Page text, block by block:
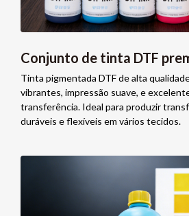
Conjunto de tinta DTF
Tinta pigmentada DTF de alta
vibrantes, impressão suave, e
transferência. Ideal para produzir
duráveis ​​e flexíveis em vários tecidos.